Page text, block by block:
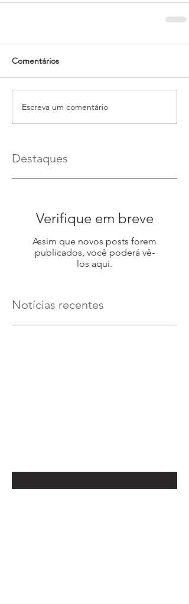
Comentários
Escreva um comentário
Destaques
Verifique em breve
Assim que novos posts forem
publicados, você poderá vê-
los aqui.
Notícias recentes